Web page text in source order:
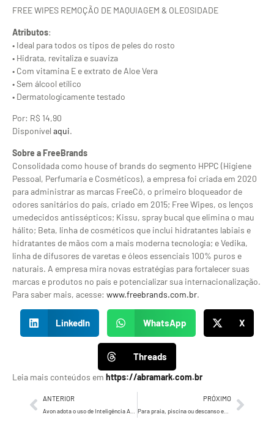
FREE WIPES REMOÇÃO DE MAQUIAGEM & OLEOSIDADE
Atributos:
• Ideal para todos os tipos de peles do rosto
• Hidrata, revitaliza e suaviza
• Com vitamina E e extrato de Aloe Vera
• Sem álcool etílico
• Dermatologicamente testado
Por: R$ 14,90
Disponível aqui.
Sobre a FreeBrands
Consolidada como house of brands do segmento HPPC (Higiene
Pessoal, Perfumaria e Cosméticos), a empresa foi criada em 2020
para administrar as marcas FreeCô, o primeiro bloqueador de
odores sanitários do país, criado em 2015; Free Wipes, os lenços
umedecidos antissépticos; Kissu, spray bucal que elimina o mau
hálito; Beta, linha de cosméticos que inclui hidratantes labiais e
hidratantes de mãos com a mais moderna tecnologia; e Vedika,
linha de difusores de varetas e óleos essenciais 100% puros e
naturais. A empresa mira novas estratégias para fortalecer suas
marcas e produtos no país e potencializar sua internacionalização.
Para saber mais, acesse: www.freebrands.com.br.
LinkedIn WhatsApp X
Threads
Leia mais conteúdos em https://abramark.com.br
ANTERIOR
Avon adota o uso de Inteligência Artificial em campanhas publicitárias
PRÓXIMO
Para praia, piscina ou descanso em casa: Yuool lança a nova versão do Slide Beach feito com 40% de garrafa PET reciclada